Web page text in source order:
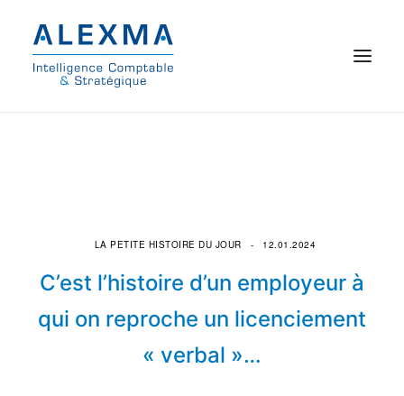
On parle de nous
Qui sommes-nous ?
© 2021 Alexma
C’est l’histoire d’un employeur à
qui on reproche un licenciement
« verbal »…
12.01.2024
LA PETITE HISTOIRE DU JOUR